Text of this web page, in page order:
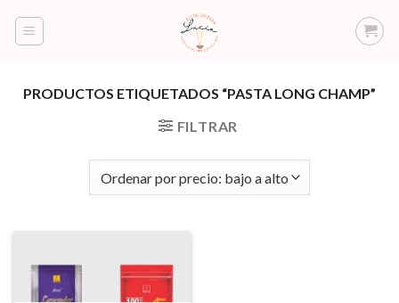
PRODUCTOS ETIQUETADOS “PASTA LONG CHAMP”
FILTRAR